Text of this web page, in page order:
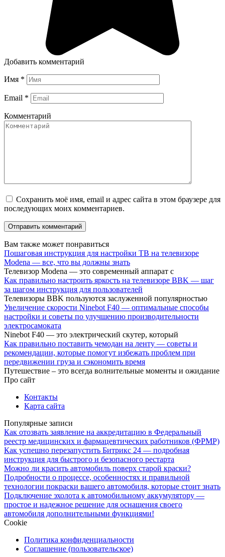
Добавить комментарий
Имя *
Email *
Комментарий
Сохранить моё имя, email и адрес сайта в этом браузере для
последующих моих комментариев.
Вам также может понравиться
Пошаговая инструкция для настройки ТВ на телевизоре
Modena — все, что вы должны знать
Телевизор Modena — это современный аппарат с
Как правильно настроить яркость на телевизоре BBK — шаг
за шагом инструкция для пользователей
Телевизоры BBK пользуются заслуженной популярностью
Увеличение скорости Ninebot F40 — оптимальные способы
настройки и советы по улучшению производительности
электросамоката
Ninebot F40 — это электрический скутер, который
Как правильно поставить чемодан на ленту — советы и
рекомендации, которые помогут избежать проблем при
передвижении груза и сэкономить время
Путешествие – это всегда волнительные моменты и ожидание
Про сайт
Контакты
Карта сайта
Популярные записи
Как отозвать заявление на аккредитацию в Федеральный
реестр медицинских и фармацевтических работников (ФРМР)
Как успешно перезапустить Битрикс 24 — подробная
инструкция для быстрого и безопасного рестарта
Можно ли красить автомобиль поверх старой краски?
Подробности о процессе, особенностях и правильной
технологии покраски вашего автомобиля, которые стоит знать
Подключение эхолота к автомобильному аккумулятору —
простое и надежное решение для оснащения своего
автомобиля дополнительными функциями!
Cookie
Политика конфиденциальности
Соглашение (пользовательское)